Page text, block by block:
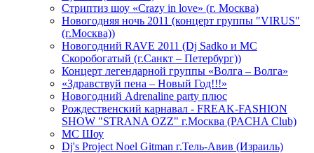
Стриптиз шоу «Crazy in love» (г. Москва)
Новогодняя ночь 2011 (концерт группы "VIRUS"
(г.Москва))
Новогодний RAVE 2011 (Dj Sadko и MC
Скоробогатый (г.Санкт – Петербург))
Концерт легендарной группы «Волга – Волга»
«Здравствуй пена – Новый Год!!!»
Новогодний Adrenaline party плюс
Рождественский карнавал - FREAK-FASHION
SHOW "STRANA OZZ" г.Москва (PACHA Club)
MC Шоу
Dj's Project Noel Gitman г.Тель-Авив (Израиль)